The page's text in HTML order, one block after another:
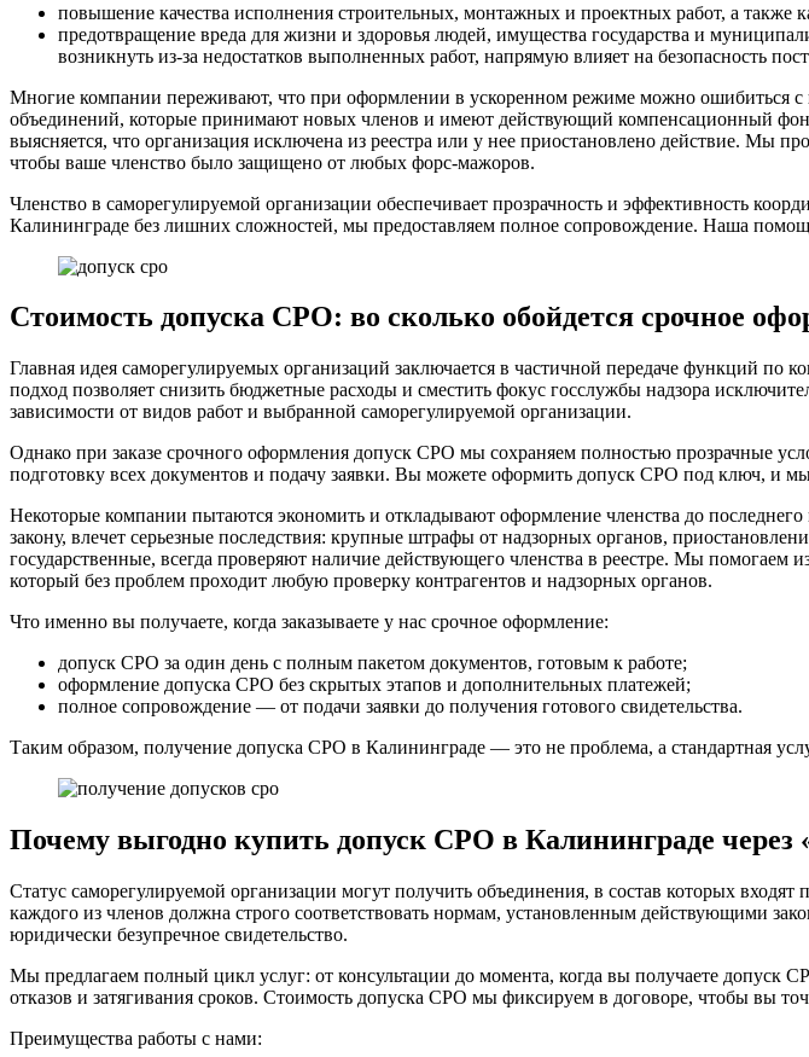
повышение качества исполнения строительных, монтажных и проектных работ, а также
предотвращение вреда для жизни и здоровья людей, имущества государства и
возникнуть из-за недостатков выполненных работ, напрямую влияет на безопасность
Многие компании переживают, что при оформлении в ускоренном режиме можно ошибиться
объединений, которые принимают новых членов и имеют действующий компенсационный
выясняется, что организация исключена из реестра или у нее приостановлено действие. Мы
чтобы ваше членство было защищено от любых форс-мажоров.
Членство в саморегулируемой организации обеспечивает прозрачность и эффективность
Калининграде без лишних сложностей, мы предоставляем полное сопровождение. Наша
Стоимость допуска СРО: во сколько обойдется срочное
Главная идея саморегулируемых организаций заключается в частичной передаче функций по
подход позволяет снизить бюджетные расходы и сместить фокус госслужбы надзора
зависимости от видов работ и выбранной саморегулируемой организации.
Однако при заказе срочного оформления допуск СРО мы сохраняем полностью прозрачные
подготовку всех документов и подачу заявки. Вы можете оформить допуск СРО под ключ, и
Некоторые компании пытаются экономить и откладывают оформление членства до последнего
закону, влечет серьезные последствия: крупные штрафы от надзорных органов,
государственные, всегда проверяют наличие действующего членства в реестре. Мы
который без проблем проходит любую проверку контрагентов и надзорных органов.
Что именно вы получаете, когда заказываете у нас срочное оформление:
допуск СРО за один день с полным пакетом документов, готовым к работе;
оформление допуска СРО без скрытых этапов и дополнительных платежей;
полное сопровождение — от подачи заявки до получения готового свидетельства.
Таким образом, получение допуска СРО в Калининграде — это не проблема, а стандартная
Почему выгодно купить допуск СРО в Калининграде через
Статус саморегулируемой организации могут получить объединения, в состав которых
каждого из членов должна строго соответствовать нормам, установленным действующими
юридически безупречное свидетельство.
Мы предлагаем полный цикл услуг: от консультации до момента, когда вы получаете
отказов и затягивания сроков. Стоимость допуска СРО мы фиксируем в договоре, чтобы вы
Преимущества работы с нами: